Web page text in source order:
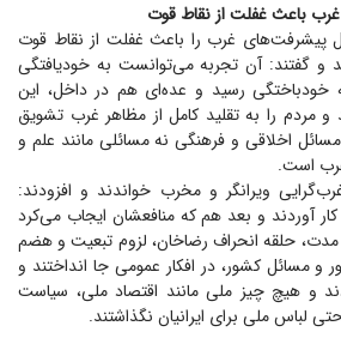
باعث غفلت از نقاط قوت
پیشرفت‌های غرب را باعث غفلت از نقاط قوت
و گفتند: آن تجربه می‌توانست به خودیافتگی
خودباختگی رسید و عده‌ای هم در داخل، این
مردم را به تقلید کامل از مظاهر غرب تشویق
اخلاقی و فرهنگی نه مسائلی مانند علم و
است.
ویرانگر و مخرب خواندند و افزودند:
آوردند و بعد هم که منافعشان ایجاب می‌کرد
مدت، حلقه انحراف رضاخان، لزوم تبعیت و هضم
و مسائل کشور، در افکار عمومی جا انداختند و
و هیچ چیز ملی مانند اقتصاد ملی، سیاست
لباس ملی برای ایرانیان نگذاشتند.